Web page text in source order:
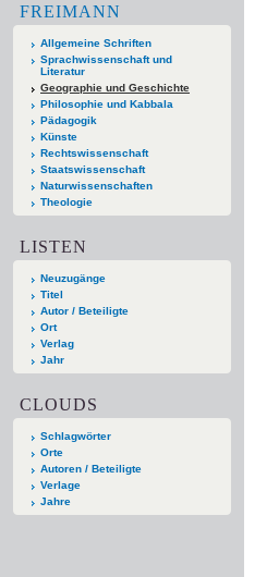
FREIMANN
Allgemeine Schriften
Sprachwissenschaft und
Literatur
Geographie und Geschichte
Philosophie und Kabbala
Pädagogik
Künste
Rechtswissenschaft
Staatswissenschaft
Naturwissenschaften
Theologie
LISTEN
Neuzugänge
Titel
Autor / Beteiligte
Ort
Verlag
Jahr
CLOUDS
Schlagwörter
Orte
Autoren / Beteiligte
Verlage
Jahre